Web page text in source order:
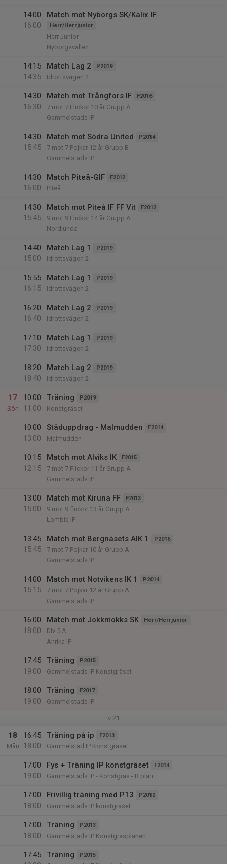
14:00
16:00
Match mot Nyborgs SK/Kalix IF
Herr/Herrjunior
Herr Junior
Nyborgsvallen
14:15
14:35
Match Lag 2 P2019
Idrottsvägen 2
14:30
16:30
Match mot Trångfors IF F2016
7 mot 7 Flickor 10 år Grupp A
Gammelstads IP
14:30
15:45
Match mot Södra United P2014
7 mot 7 Pojkar 12 år Grupp B
Gammelstads IP
14:30
16:00
Match Piteå-GIF F2012
Piteå
14:30
15:45
Match mot Piteå IF FF Vit F2012
9 mot 9 Flickor 14 år Grupp A
Nordlunda
14:40
15:00
Match Lag 1 P2019
Idrottsvägen 2
15:55
16:15
Match Lag 1 P2019
Idrottsvägen 2
16:20
16:40
Match Lag 2 P2019
Idrottsvägen 2
17:10
17:30
Match Lag 1 P2019
Idrottsvägen 2
18:20
18:40
Match Lag 2 P2019
Idrottsvägen 2
17
Sön
10:00
11:00
Träning P2019
Konstgräset
10:00
13:00
Städuppdrag - Malmudden F2014
Malmudden
10:15
12:15
Match mot Alviks IK F2015
7 mot 7 Flickor 11 år Grupp A
Gammelstads IP
13:00
15:00
Match mot Kiruna FF F2013
9 mot 9 flickor 13 år Grupp A
Lombia IP
13:45
15:45
Match mot Bergnäsets AIK 1 P2016
7 mot 7 Pojkar 10 år Grupp A
Gammelstads IP
14:00
15:15
Match mot Notvikens IK 1 P2014
7 mot 7 Pojkar 12 år Grupp A
Gammelstads IP
16:00
18:00
Match mot Jokkmokks SK Herr/Herrjunior
Div.5 A
Anrika IP
17:45
19:00
Träning P2015
Gammelstads IP Konstgräset
18:00
19:00
Träning F2017
Gammelstads IP
v.21
18
Mån
16:45
18:00
Träning på ip F2013
Gammelstad IP Konstgräset
17:00
19:00
Fys + Träning IP konstgräset F2014
Gammelstads IP - Konstgräs - B plan
17:00
18:00
Frivillig träning med P13 P2012
Gammelstads IP konstgräset
17:00
18:00
Träning P2013
Gammelstads IP Konstgräsplanen
17:45
Träning P2015